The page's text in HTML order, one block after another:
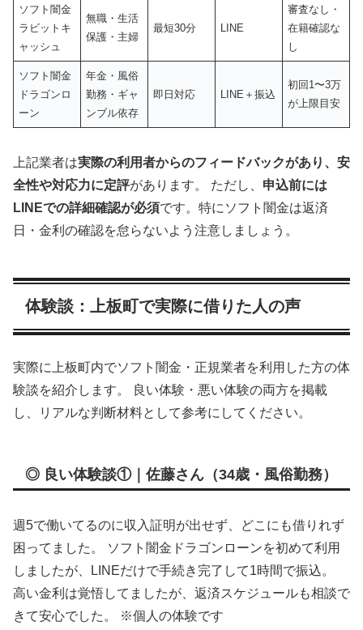
ソフト闇金
ラビットキ
ャッシュ
無職・生活
保護・主婦
最短30分 LINE
審査なし・
在籍確認な
し
ソフト闇金
ドラゴンロ
ーン
年金・風俗
勤務・ギャ
ンブル依存
即日対応 LINE＋振込
初回1〜3万
が上限目安
上記業者は実際の利用者からのフィードバックがあり、安
全性や対応力に定評があります。 ただし、 申込前には
LINEでの詳細確認が必須です。特にソフト闇金は返済
日・金利の確認を怠らないよう注意しましょう。
体験談：上板町で実際に借りた人の声
実際に上板町内でソフト闇金・正規業者を利用した方の体
験談を紹介します。 良い体験・悪い体験の両方を掲載
し、リアルな判断材料として参考にしてください。
◎ 良い体験談①｜佐藤さん（34歳・風俗勤務）
週5で働いてるのに収入証明が出せず、どこにも借りれず
困ってました。 ソフト闇金ドラゴンローンを初めて利用
しましたが、LINEだけで手続き完了して1時間で振込。
高い金利は覚悟してましたが、返済スケジュールも相談で
きて安心でした。 ※個人の体験です